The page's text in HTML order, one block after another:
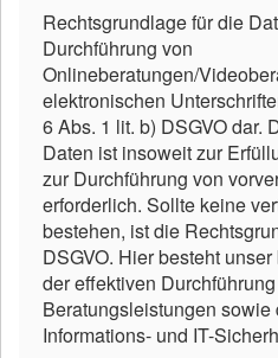
Rechtsgrundlage für die
Durchführung von
Onlineberatungen/
elektronischen
6 Abs. 1 lit. b) DSGVO dar.
Daten ist insoweit zur
zur Durchführung von
erforderlich. Sollte keine
bestehen, ist die
DSGVO. Hier besteht
der effektiven
Beratungsleistungen
Informations- und IT-